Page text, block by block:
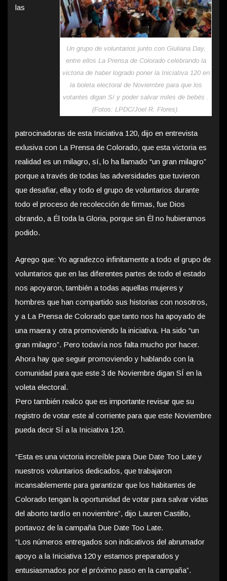
Un grupo de voluntarios junto con Giuliana Day,
entre ellos La Prensa de Colorado celebrando la
victoria de haber logrado poner la Iniciativa 120 en
la boleta electoral de Noviembre para que los
votantes digan Sí y poder salvar miles de bebés .
(Fotos: LPDC/Joel R. Flores).
las
patrocinadoras de esta Iniciativa 120, dijo en entrevista
exlusiva con La Prensa de Colorado, que esta victoria es
realidad es un milagro, sí, lo ha llamado “un gran milagro”
porque a través de todas las adversidades que tuvieron
que desafiar, ella y todo el grupo de voluntarios durante
todo el proceso de recolección de firmas, fue Dios
obrando, a Él toda la Gloria, porque sin Él no hubieramos
podido.
Agrego que: Yo agradezco infinitamente a todo el grupo de
voluntarios que en las diferentes partes de todo el estado
nos apoyaron, también a todas aquellas mujeres y
hombres que han compartido sus historias con nosotros,
y a La Prensa de Colorado que tanto nos ha apoyado de
una maera y otra promoviendo la iniciativa. Ha sido “un
gran milagro”. Pero todavía nos falta mucho por hacer.
Ahora hay que seguir promoviendo y hablando con la
comunidad para que este 3 de Noviembre digan SÍ en la
voleta electoral.
Pero también realco que es importante revisar que su
registro de votar este al corriente para que este Noviembre
pueda decir SÍ a la Iniciativa 120.
“Esta es una victoria increíble para Due Date Too Late y
nuestros voluntarios dedicados, que trabajaron
incansablemente para garantizar que los habitantes de
Colorado tengan la oportunidad de votar para salvar vidas
del aborto tardío en noviembre”, dijo Lauren Castillo,
portavoz de la campaña Due Date Too Late.
“Los números entregados son indicativos del abrumador
apoyo a la Iniciativa 120 y estamos preparados y
entusiasmados por el próximo paso en la campaña”.